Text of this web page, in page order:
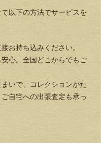
以下の方法でサービスを
お持ち込みください。
心。全国どこからでもご
いで、コレクションがた
自宅への出張査定も承っ